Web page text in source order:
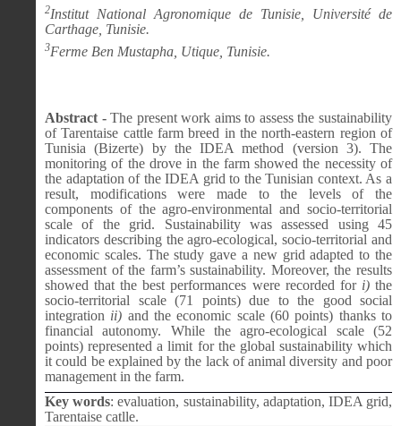
2Institut National Agronomique de Tunisie, Université de
Carthage, Tunisie.
3Ferme Ben Mustapha, Utique, Tunisie.
Abstract -The present work aims to assess the sustainability
of Tarentaise cattle farm breed in the north-eastern region of
Tunisia (Bizerte) by the IDEA method (version 3). The
monitoring of the drove in the farm showed the necessity of
the adaptation of the IDEA grid to the Tunisian context. As a
result, modifications were made to the levels of the
components of the agro-environmental and socio-territorial
scale of the grid. Sustainability was assessed using 45
indicators describing the agro-ecological, socio-territorial and
economic scales. The study gave a new grid adapted to the
assessment of the farm’s sustainability. Moreover, the results
showed that the best performances were recorded for i)the
socio-territorial scale (71 points) due to the good social
integration ii) and the economic scale (60 points) thanks to
financial autonomy. While the agro-ecological scale (52
points) represented a limit for the global sustainability which
it could be explained by the lack of animal diversity and poor
management in the farm.
Key words: evaluation, sustainability, adaptation, IDEA grid,
Tarentaise catlle.